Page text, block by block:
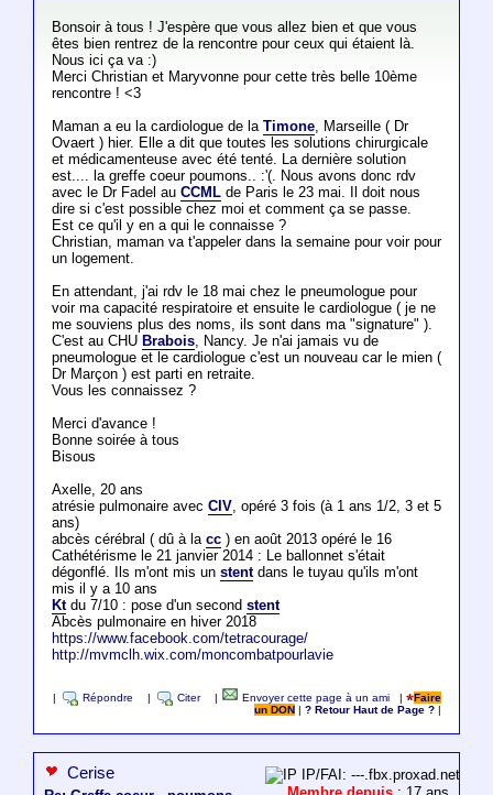
Bonsoir à tous ! J'espère que vous allez bien et que vous
êtes bien rentrez de la rencontre pour ceux qui étaient là.
Nous ici ça va :)
Merci Christian et Maryvonne pour cette très belle 10ème
rencontre ! <3
Maman a eu la cardiologue de la Timone, Marseille ( Dr
Ovaert ) hier. Elle a dit que toutes les solutions chirurgicale
et médicamenteuse avec été tenté. La dernière solution
est.... la greffe coeur poumons.. :'(. Nous avons donc rdv
avec le Dr Fadel au CCMLde Paris le 23 mai. Il doit nous
dire si c'est possible chez moi et comment ça se passe.
Est ce qu'il y en a qui le connaisse ?
Christian, maman va t'appeler dans la semaine pour voir pour
un logement.
En attendant, j'ai rdv le 18 mai chez le pneumologue pour
voir ma capacité respiratoire et ensuite le cardiologue ( je ne
me souviens plus des noms, ils sont dans ma "signature" ).
C'est au CHU Brabois, Nancy. Je n'ai jamais vu de
pneumologue et le cardiologue c'est un nouveau car le mien (
Dr Marçon ) est parti en retraite.
Vous les connaissez ?
Merci d'avance !
Bonne soirée à tous
Bisous
Axelle, 20 ans
atrésie pulmonaire avec CIV, opéré 3 fois (à 1 ans 1/2, 3 et 5
ans)
abcès cérébral ( dû à la cc) en août 2013 opéré le 16
Cathétérisme le 21 janvier 2014 : Le ballonnet s'était
dégonflé. Ils m'ont mis un stentdans le tuyau qu'ils m'ont
mis il y a 10 ans
Ktdu 7/10 : pose d'un second stent
Abcès pulmonaire en hiver 2018
https://www.facebook.com/tetracourage/
http://mvmclh.wix.com/moncombatpourlavie
Répondre Citer Envoyer cette page à un ami |
Faire
un DON
|? Retour Haut de Page ?
Cerise
IP/FAI: ---.fbx.proxad.net